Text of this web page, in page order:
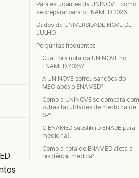
Para estudantes da UNINOVE: como
se preparar para o ENAMED 2026
Dados da UNIVERSIDADE NOVE DE
JULHO
Perguntas frequentes
Qual foi a nota da UNINOVE no
ENAMED 2025?
A UNINOVE sofreu sanções do
MEC após o ENAMED?
Como a UNINOVE se compara com
outras faculdades de medicina de
SP?
O ENAMED substitui o ENADE para
medicina?
Como a nota do ENAMED afeta a
residência médica?